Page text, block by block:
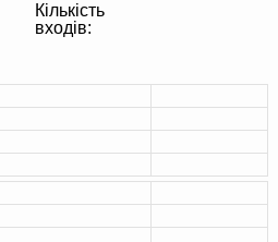
Кількість
входів: